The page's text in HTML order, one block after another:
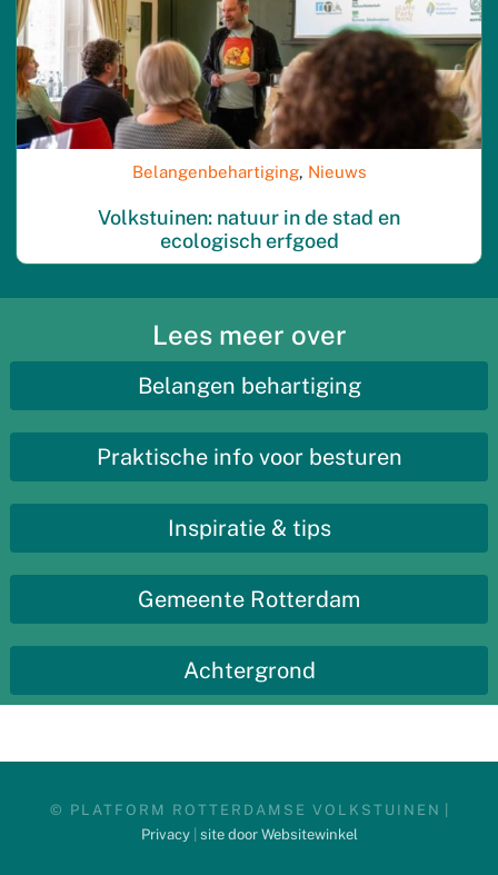
Belangenbehartiging, Nieuws
Volkstuinen: natuur in de stad en
ecologisch erfgoed
Lees meer over
Belangen behartiging
Praktische info voor besturen
Inspiratie & tips
Gemeente Rotterdam
Achtergrond
© PLATFORM ROTTERDAMSE VOLKSTUINEN
Privacy| site door Websitewinkel